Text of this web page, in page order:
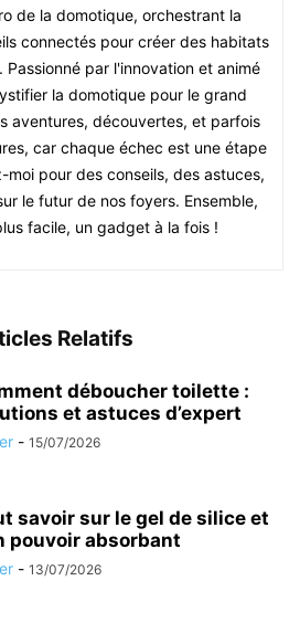
de la domotique, orchestrant la
connectés pour créer des habitats
par l'innovation et animé
la domotique pour le grand
aventures, découvertes, et parfois
car chaque échec est une étape
moi pour des conseils, des astuces,
le futur de nos foyers. Ensemble,
facile, un gadget à la fois !
Relatifs
déboucher toilette :
et astuces d’expert
- 15/07/2026
savoir sur le gel de silice et
pouvoir absorbant
- 13/07/2026